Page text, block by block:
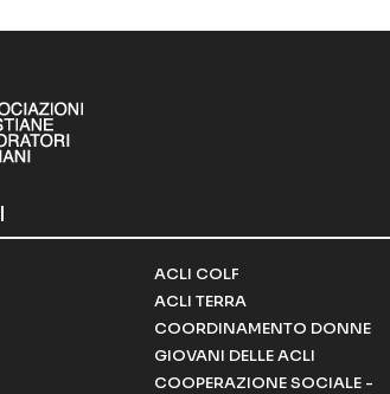
ACLI COLF
ACLI TERRA
COORDINAMENTO DONNE
GIOVANI DELLE ACLI
COOPERAZIONE SOCIALE -